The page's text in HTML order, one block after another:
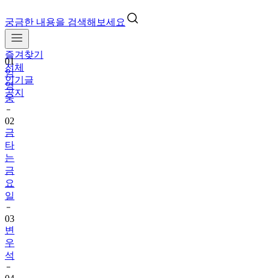
궁금한 내용을 검색해보세요
즐겨찾기
전체
인기글
공지
01
임
영
웅
02
금
타
는
금
요
일
03
변
우
석